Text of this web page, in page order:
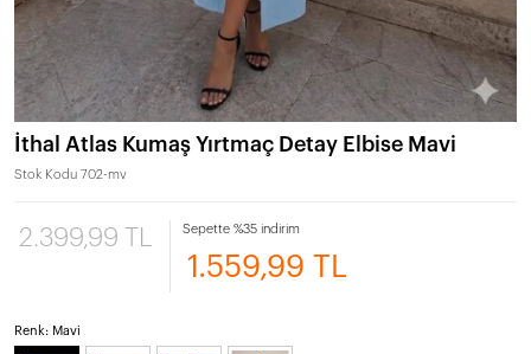
İthal Atlas Kumaş Yırtmaç Detay Elbise Mavi
Stok Kodu 702-mv
2.399,99 TL Sepette %35 indirim
1.559,99 TL
Renk: Mavi